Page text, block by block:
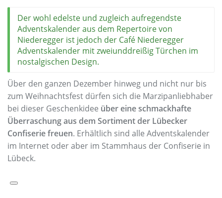
Der wohl edelste und zugleich aufregendste
Adventskalender aus dem Repertoire von
Niederegger ist jedoch der Café Niederegger
Adventskalender mit zweiunddreißig Türchen im
nostalgischen Design.
Über den ganzen Dezember hinweg und nicht nur bis
zum Weihnachtsfest dürfen sich die Marzipanliebhaber
bei dieser Geschenkidee über eine schmackhafte
Überraschung aus dem Sortiment der Lübecker
Confiserie freuen. Erhältlich sind alle Adventskalender
im Internet oder aber im Stammhaus der Confiserie in
Lübeck.